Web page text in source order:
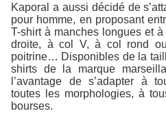
Kaporal a aussi décidé de
pour homme, en proposant
T-shirt à manches longues et
droite, à col V, à col rond
poitrine… Disponibles de la
shirts de la marque
l’avantage de s’adapter à
toutes les morphologies, à
bourses.